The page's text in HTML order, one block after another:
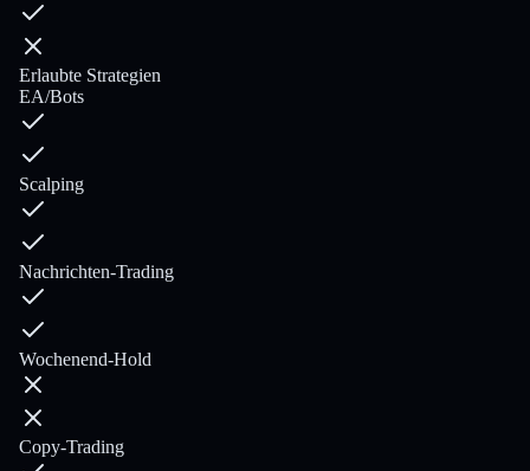
Erlaubte Strategien
EA/Bots
Scalping
Nachrichten-Trading
Wochenend-Hold
Copy-Trading